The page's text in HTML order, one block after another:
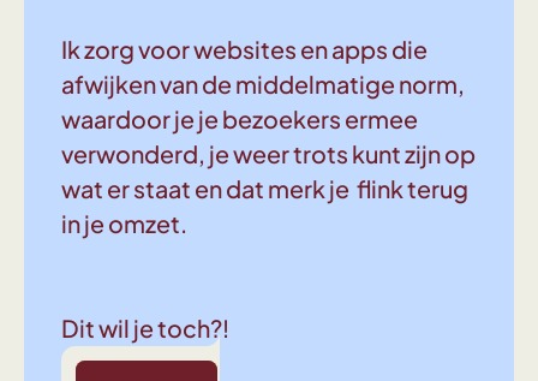
Ik zorg voor websites en apps die
afwijken van de middelmatige norm,
waardoor je je bezoekers ermee
verwonderd, je weer trots kunt zijn op
wat er staat en dat merk je flink terug
in je omzet.
Dit wil je toch?!